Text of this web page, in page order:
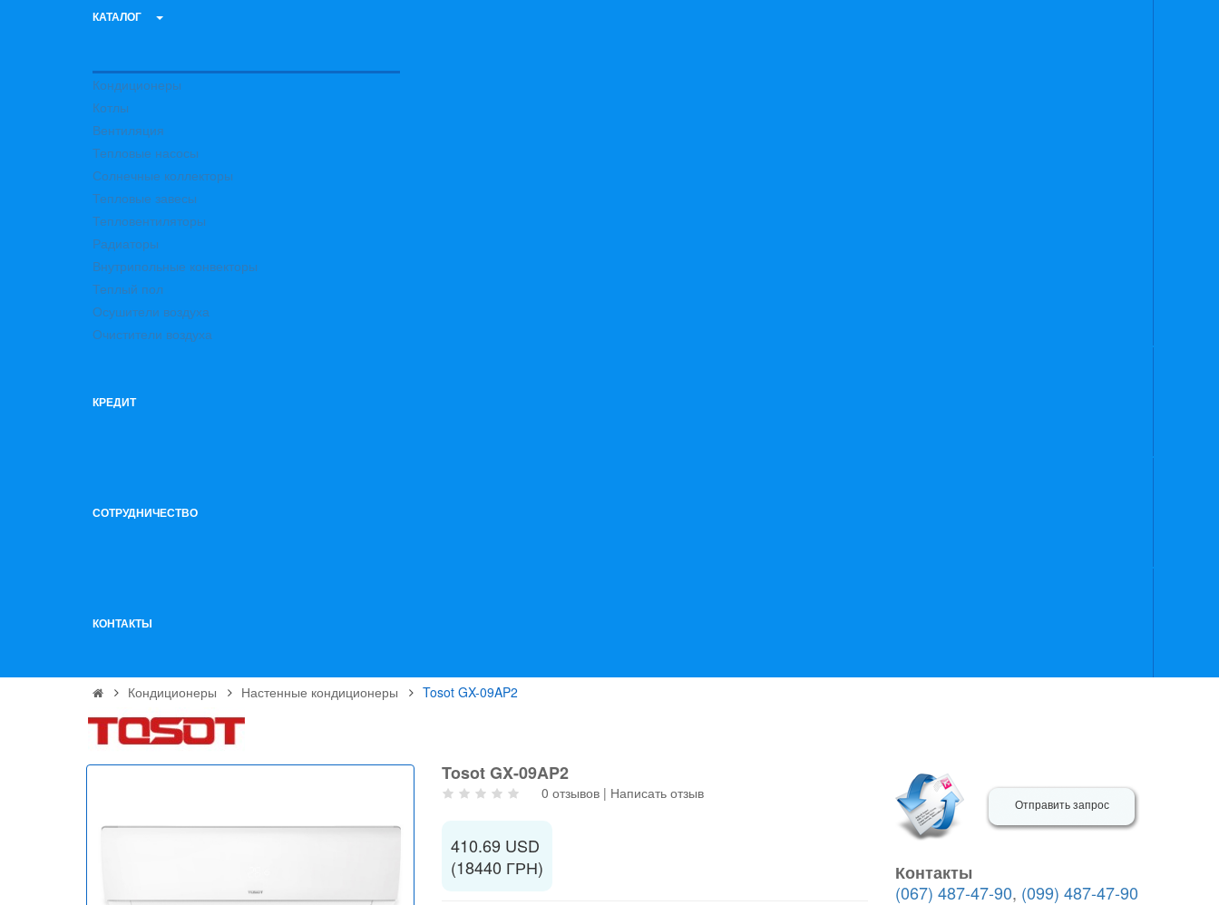
КАТАЛОГ
Кондиционеры
Котлы
Вентиляция
Тепловые насосы
Солнечные коллекторы
Тепловые завесы
Тепловентиляторы
Радиаторы
Внутрипольные конвекторы
Теплый пол
Осушители воздуха
Очистители воздуха
КРЕДИТ
СОТРУДНИЧЕСТВО
КОНТАКТЫ
Кондиционеры Настенные кондиционеры Tosot GX-09AP2
Tosot GX-09AP2
0 отзывов | Написать отзыв
410.69 USD
(18440 ГРН)
Отправить запрос
Контакты
(067) 487-47-90, (099) 487-47-90